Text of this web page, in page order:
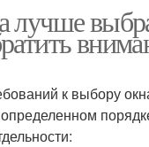
лучше
к выбору